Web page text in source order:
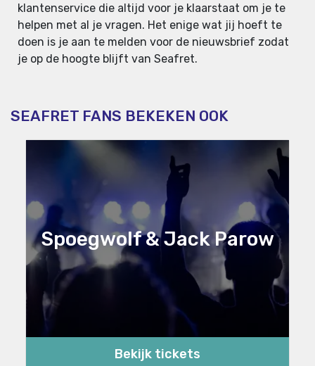
klantenservice die altijd voor je klaarstaat om je te
helpen met al je vragen. Het enige wat jij hoeft te
doen is je aan te melden voor de nieuwsbrief zodat
je op de hoogte blijft van Seafret.
SEAFRET FANS BEKEKEN OOK
Spoegwolf & Jack Parow
Bekijk tickets